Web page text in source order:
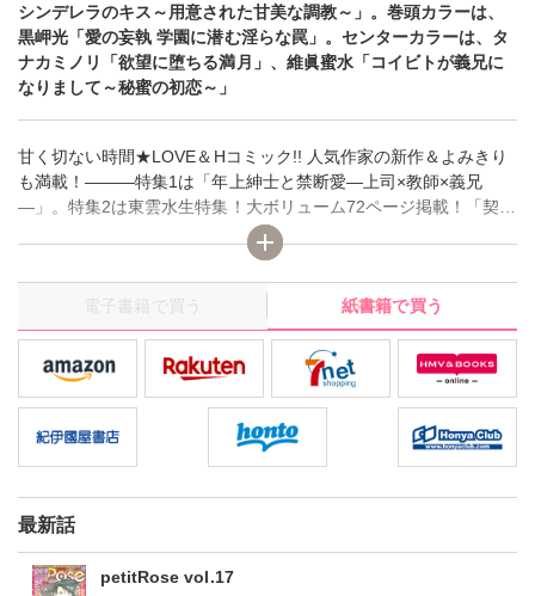
シンデレラのキス～用意された甘美な調教～」。巻頭カラーは、
黒岬光「愛の妄執 学園に潜む淫らな罠」。センターカラーは、タ
ナカミノリ「欲望に堕ちる満月」、維眞蜜水「コイビトが義兄に
なりまして～秘蜜の初恋～」
甘く切ない時間★LOVE＆Hコミック!! 人気作家の新作＆よみきり
も満載！―――特集1は「年上紳士と禁断愛―上司×教師×義兄
―」。特集2は東雲水生特集！大ボリューム72ページ掲載！「契約
シンデレラのキス～用意された甘美な調教～」。巻頭カラーは、
黒岬光「愛の妄執 学園に潜む淫らな罠」。センターカラーは、タ
ナカミノリ「欲望に堕ちる満月」、維眞蜜水「コイビトが義兄に
なりまして～秘蜜の初恋～」
電子書籍で買う 紙書籍で買う
最新話
petitRose vol.17